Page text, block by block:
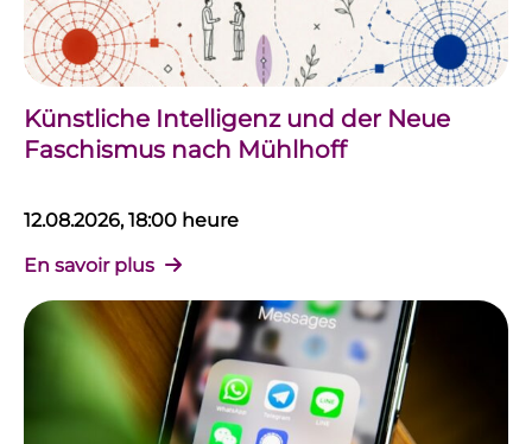
Künstliche Intelligenz und der Neue
Faschismus nach Mühlhoff
12.08.2026, 18:00 heure
En savoir plus